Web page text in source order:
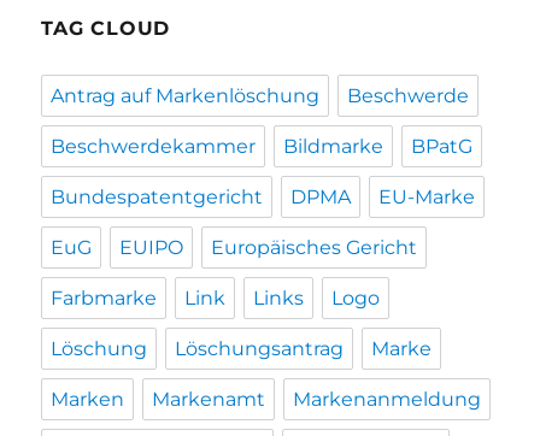
TAG CLOUD
Antrag auf Markenlöschung Beschwerde
Beschwerdekammer Bildmarke BPatG
Bundespatentgericht DPMA EU-Marke
EuG EUIPO Europäisches Gericht
Farbmarke Link Links Logo
Löschung Löschungsantrag Marke
Marken Markenamt Markenanmeldung